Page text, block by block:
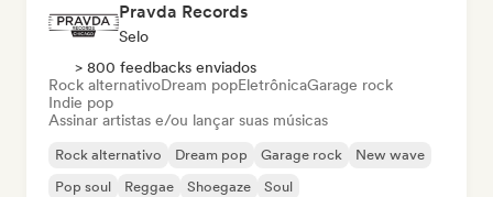
Pravda Records
Selo
> 800 feedbacks enviados
Rock alternativoDream popEletrônicaGarage rock
Indie pop
Assinar artistas e/ou lançar suas músicas
Rock alternativo Dream pop Garage rock
New wave
Pop soul
Reggae Shoegaze Soul